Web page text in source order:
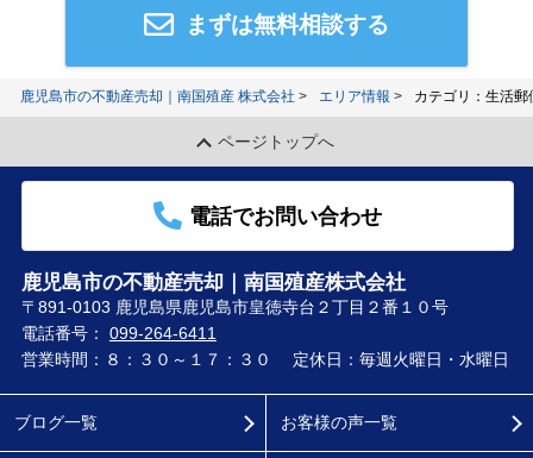
まずは無料相談する
鹿児島市の不動産売却｜南国殖産 株式会社 エリア情報 カテゴリ：生活
ページトップへ
電話でお問い合わせ
鹿児島市の不動産売却｜南国殖産株式会社
〒891-0103 鹿児島県鹿児島市皇徳寺台２丁目２番１０号
電話番号： 099-264-6411
営業時間：８：３０～１７：３０
定休日：毎週火曜日・水曜日
ブログ一覧 お客様の声一覧